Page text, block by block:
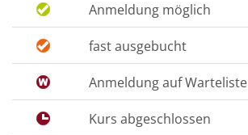
Anmeldung möglich
fast ausgebucht
Anmeldung auf Warteliste
Kurs abgeschlossen